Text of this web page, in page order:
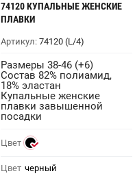
74120 КУПАЛЬНЫЕ ЖЕНСКИЕ
ПЛАВКИ
Артикул: 74120 (L/4)
Размеры 38-46 (+6)
Состав 82% полиамид,
18% эластан
Купальные женские
плавки завышенной
посадки
Цвет
Цвет черный